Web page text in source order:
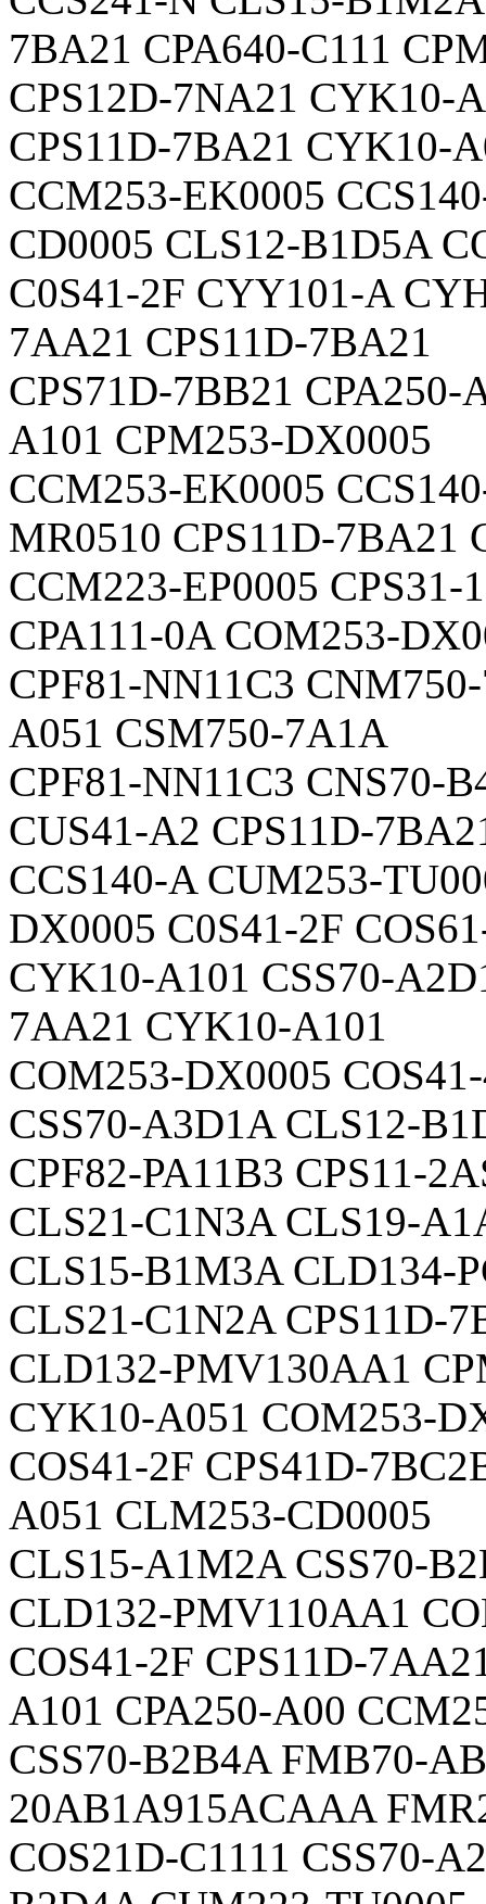
7BA21 CPA640-C111
CPS12D-7NA21 CYK10-
CPS11D-7BA21 CYK10-
CCM253-EK0005
CD0005 CLS12-B1D5A
C0S41-2F CYY101-A
7AA21 CPS11D-7BA21
CPS71D-7BB21
A101 CPM253-DX0005
CCM253-EK0005
MR0510 CPS11D-7BA21
CCM223-EP0005
CPA111-0A COM253-
CPF81-NN11C3
A051 CSM750-7A1A
CPF81-NN11C3 CNS70-
CUS41-A2 CPS11D-
CCS140-A CUM253-
DX0005 C0S41-2F
CYK10-A101 CSS70-
7AA21 CYK10-A101
COM253-DX0005
CSS70-A3D1A CLS12-
CPF82-PA11B3 CPS11-
CLS21-C1N3A CLS19-
CLS15-B1M3A CLD134-
CLS21-C1N2A CPS11D-
CLD132-PMV130AA1
CYK10-A051 COM253-
COS41-2F CPS41D-
A051 CLM253-CD0005
CLS15-A1M2A CSS70-
CLD132-PMV110AA1
COS41-2F CPS11D-
A101 CPA250-A00
CSS70-B2B4A FMB70-
20AB1A915ACAAA
COS21D-C1111 CSS70-